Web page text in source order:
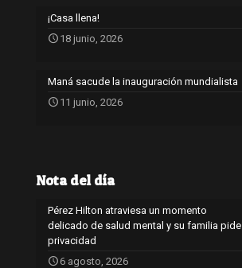
¡Casa llena!
18 junio, 2026
Maná sacude la inauguración mundialista
11 junio, 2026
Nota del día
Pérez Hilton atraviesa un momento
delicado de salud mental y su familia pide
privacidad
6 agosto, 2026